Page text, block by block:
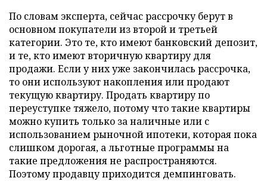
По словам эксперта, сейчас рассрочку берут в
основном покупатели из второй и третьей
категории. Это те, кто имеют банковский депозит,
и те, кто имеют вторичную квартиру для
продажи. Если у них уже закончилась рассрочка,
то они используют накопления или продают
текущую квартиру. Продать квартиру по
переуступке тяжело, потому что такие квартиры
можно купить только за наличные или с
использованием рыночной ипотеки, которая пока
слишком дорогая, а льготные программы на
такие предложения не распространяются.
Поэтому продавцу приходится демпинговать.